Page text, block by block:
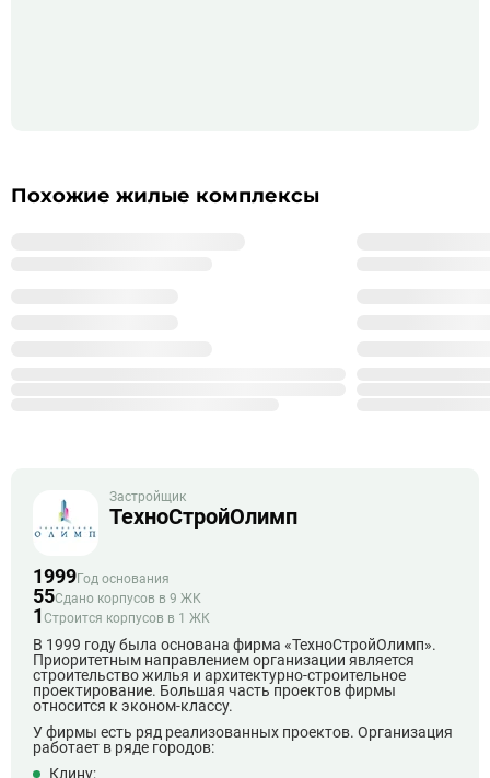
Похожие жилые комплексы
Застройщик
ТехноСтройОлимп
1999Год основания
55Сдано корпусов в 9 ЖК
1 Строится корпусов в 1 ЖК
В 1999 году была основана фирма «ТехноСтройОлимп».
Приоритетным направлением организации является
строительство жилья и архитектурно-строительное
проектирование. Большая часть проектов фирмы
относится к эконом-классу.
У фирмы есть ряд реализованных проектов. Организация
работает в ряде городов:
Клину;